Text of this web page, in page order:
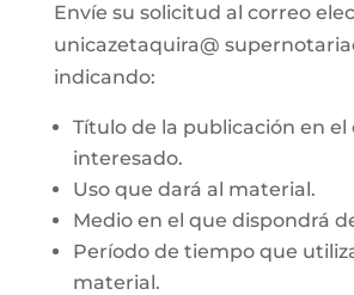
Envíe su solicitud al correo
unicazetaquira@
indicando:
Título de la publicación en el
interesado.
Uso que dará al material.
Medio en el que dispondrá
Período de tiempo que
material.